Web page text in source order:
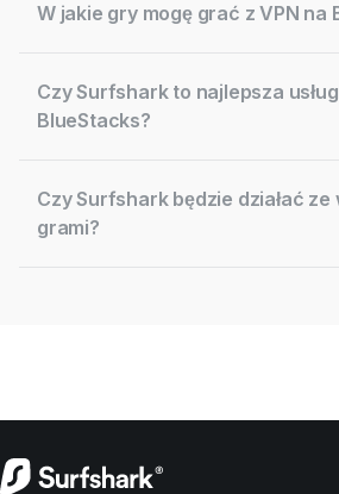
W jakie gry mogę grać z VPN na
Czy Surfshark to najlepsza
BlueStacks?
Czy Surfshark będzie działać ze
grami?